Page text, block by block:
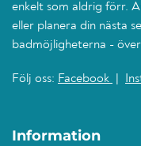
enkelt som aldrig förr.
eller planera din nästa
badmöjligheterna -
Följ oss: Facebook
Information